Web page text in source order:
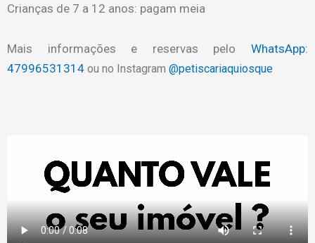
Crianças de 7 a 12 anos: pagam meia
Mais informações e reservas pelo WhatsApp:
47996531314 ou no Instagram @petiscariaquiosque